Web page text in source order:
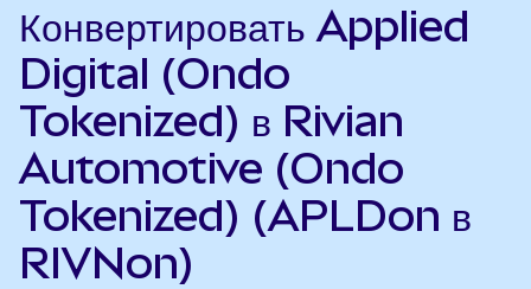
Конвертировать Applied
Digital (Ondo
Tokenized) в Rivian
Automotive (Ondo
Tokenized) (APLDon в
RIVNon)